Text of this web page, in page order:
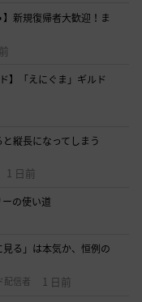
】新規復帰者大歓迎！ま
】「えにぐま」ギルド
縦長になってしまう
1 日前
の使い道
見る」は本気か、恒例の
配信者 1 日前